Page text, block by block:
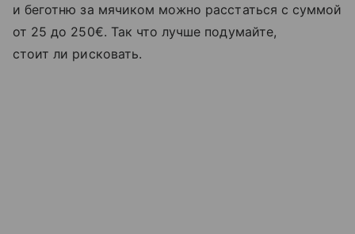
и беготню за мячиком можно расстаться с суммой
от 25 до 250€. Так что лучше подумайте,
стоит ли рисковать.